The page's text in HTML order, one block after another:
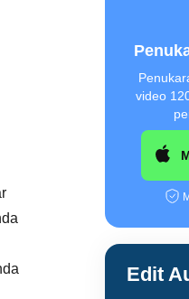
video
Edit